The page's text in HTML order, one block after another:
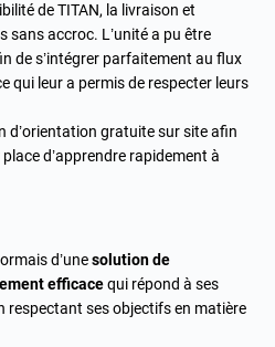
de TITAN, la livraison et
sans accroc. L’unité a pu être
de s’intégrer parfaitement au flux
qui leur a permis de respecter leurs
d’orientation gratuite sur site afin
d’apprendre rapidement à
d’unesolution de
efficacequi répond à ses
respectant ses objectifs en matière